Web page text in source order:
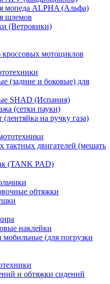
мопеда ALPHA (Альфа)
шлемов
(Ветровики)
кроссовых мотоциклов
(задние и боковые) для
SHAD (Испания)
(сетки пауки)
(лентяйка на ручку газа)
тактных двигателей (мешать
(TANK PAD)
обтяжки
наклейки
(для погрузки
и обтяжки сидений